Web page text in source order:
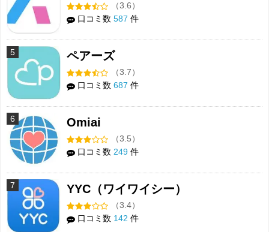
（3.6）
口コミ数 587 件
5 ペアーズ
（3.7）
口コミ数 687 件
6 Omiai
（3.5）
口コミ数 249 件
7 YYC（ワイワイシー）
（3.4）
口コミ数 142 件